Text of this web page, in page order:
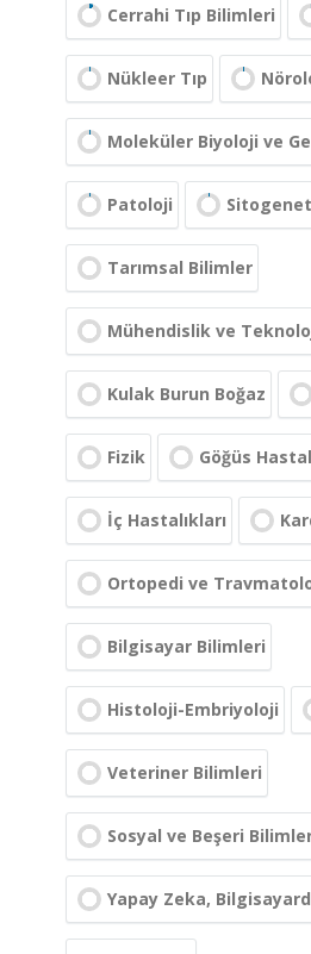
Cerrahi Tıp Bilimleri
Nükleer Tıp
Moleküler Biyoloji ve
Patoloji
Tarımsal Bilimler
Mühendislik ve
Kulak Burun Boğaz
Fizik Göğüs
İç Hastalıkları
Ortopedi ve
Bilgisayar Bilimleri
Histoloji-Embriyoloji
Veteriner Bilimleri
Sosyal ve Beşeri
Yapay Zeka,